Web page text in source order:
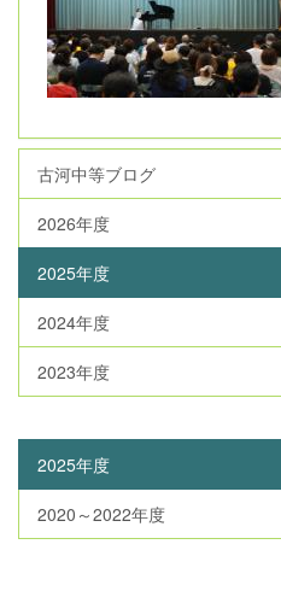
古河中等ブログ
2026年度
2025年度
2024年度
2023年度
2025年度
2020～2022年度